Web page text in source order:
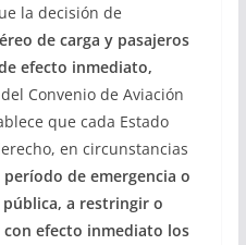
la decisión de
de carga y pasajeros
efecto inmediato,
Convenio de Aviación
que cada Estado
en circunstancias
de emergencia o
a restringir o
efecto inmediato los